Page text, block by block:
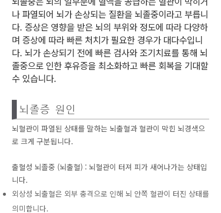
나 파열되어 뇌가 손상되는 질환을 뇌졸중이라고 부릅니
다. 증상은 영향을 받은 뇌의 부위와 정도에 따라 다양하
며 증상에 따라 빠른 처치가 필요한 경우가 대다수입니
다. 뇌가 손상되기 전에 빠른 검사와 조기치료를 통해 뇌
졸중으로 인한 후유증을 최소화하고 빠른 회복을 기대할
수 있습니다.
뇌졸증 원인
뇌혈관이 파열된 상태를 말하는 뇌출혈과 혈관이 막힌 뇌경색으
로 크게 구분됩니다.
출혈성 뇌졸중 (뇌출혈) : 뇌혈관이 터져 피가 새어나가는 상태입
니다.
외상성 뇌출혈은 외부 충격으로 인해 뇌 안쪽 혈관이 터진 상태를
의미합니다.